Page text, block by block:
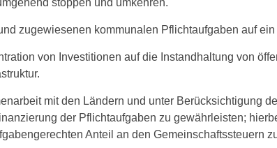
stoppen und umkehren.
zugewiesenen kommunalen Pflichtaufgaben auf
von Investitionen auf die Instandhaltung von
mit den Ländern und unter Berücksichtigung
der Pflichtaufgaben zu gewährleisten;
Anteil an den Gemeinschaftssteuern